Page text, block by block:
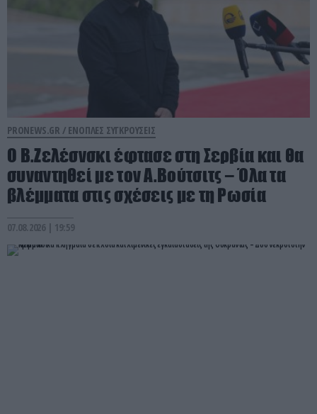
PRONEWS.GR / ΕΝΟΠΛΕΣ ΣΥΓΚΡΟΥΣΕΙΣ
Ο Β.Ζελέσνσκι έφτασε στη Σερβία και θα
συναντηθεί με τον Α.Βούτσιτς – Όλα τα
βλέμματα στις σχέσεις με τη Ρωσία
07.08.2026 | 19:59